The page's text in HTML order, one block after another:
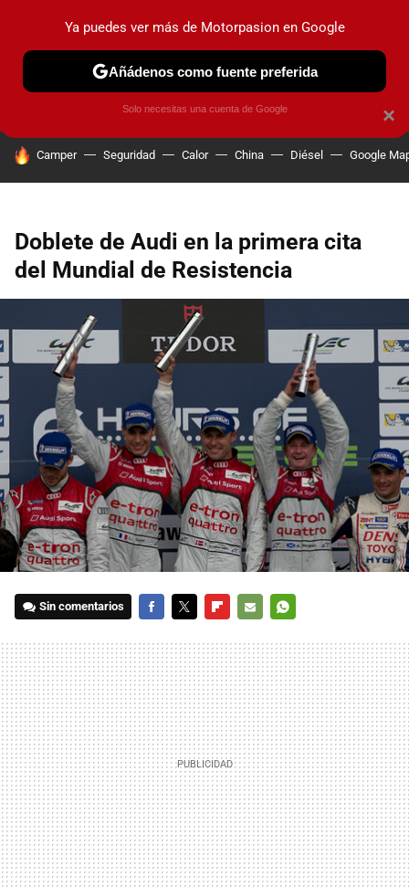
PRUEBAS COCHES ELÉCTRICOS OBSERVATORIO
HOY SE HABLA DE
Camper Seguridad Calor China Diésel Google
Doblete de Audi en la primera cita
del Mundial de Resistencia
Sin comentarios
MAIL
×
Ya puedes ver más de Motorpasion en Google
Añádenos como fuente preferida
Solo necesitas una cuenta de Google